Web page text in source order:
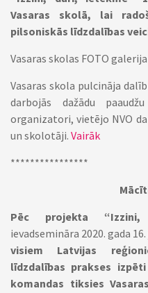
Vasaras skolā, lai
pilsoniskās līdzdalības
Vasaras skolas FOTO galerija
Vasaras skola pulcināja
darbojās dažādu
organizatori, vietējo NVO
un skolotāji. Vairāk
****************
Pēc projekta
ievadsemināra 2020. gada
visiem Latvijas
līdzdalības prakses
komandas tiksies